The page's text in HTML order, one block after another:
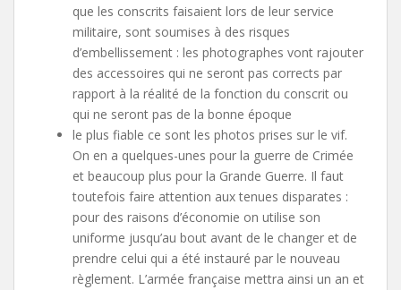
que les conscrits faisaient lors de leur service
militaire, sont soumises à des risques
d’embellissement : les photographes vont rajouter
des accessoires qui ne seront pas corrects par
rapport à la réalité de la fonction du conscrit ou
qui ne seront pas de la bonne époque
le plus fiable ce sont les photos prises sur le vif.
On en a quelques-unes pour la guerre de Crimée
et beaucoup plus pour la Grande Guerre. Il faut
toutefois faire attention aux tenues disparates :
pour des raisons d’économie on utilise son
uniforme jusqu’au bout avant de le changer et de
prendre celui qui a été instauré par le nouveau
règlement. L’armée française mettra ainsi un an et